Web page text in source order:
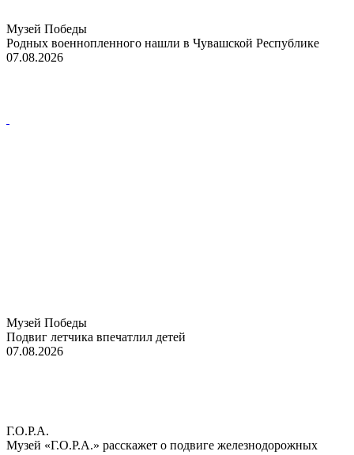
Музей Победы
Родных военнопленного нашли в Чувашской Республике
07.08.2026
Музей Победы
Подвиг летчика впечатлил детей
07.08.2026
Г.О.Р.А.
Музей «Г.О.Р.А.» расскажет о подвиге железнодорожных